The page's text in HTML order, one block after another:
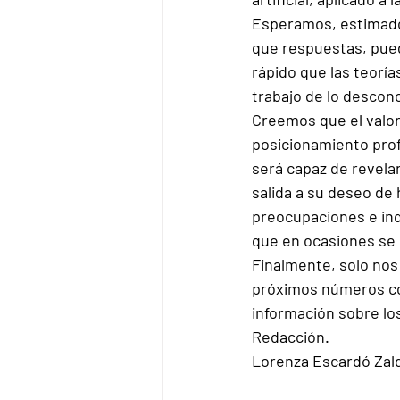
Esperamos,
que respuestas,
rápido que las
trabajo de lo
Creemos que el
posicionamiento
será capaz de
salida a su deseo
preocupaciones e
que en ocasiones
Finalmente, solo
próximos números
información sobre
Redacción.
Lorenza Escardó